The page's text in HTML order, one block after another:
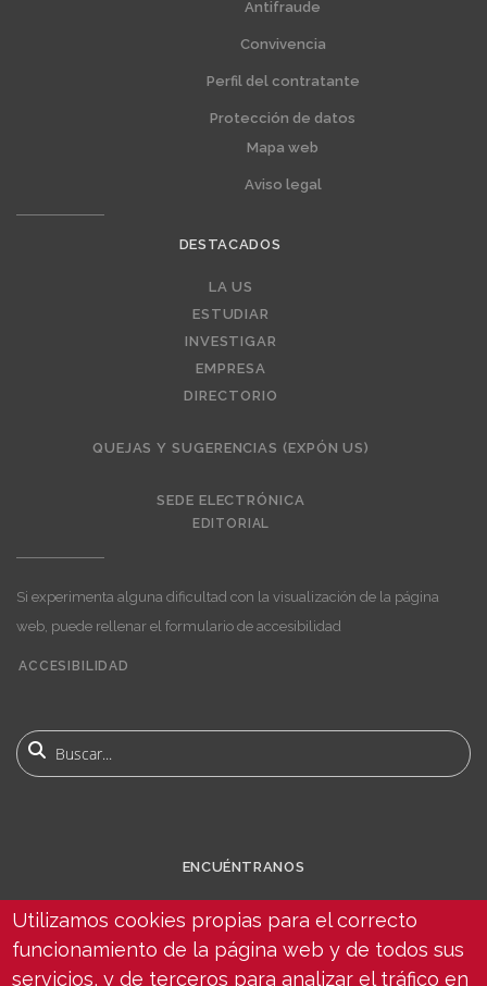
Antifraude
Convivencia
Perfil del contratante
Protección de datos
Mapa web
Aviso legal
DESTACADOS
LA US
ESTUDIAR
INVESTIGAR
EMPRESA
DIRECTORIO
QUEJAS Y SUGERENCIAS (EXPÓN US)
SEDE ELECTRÓNICA
EDITORIAL
Si experimenta alguna dificultad con la visualización de la página
web, puede rellenar el formulario de accesibilidad
account
menu
ACCESIBILIDAD
Buscar
ENCUÉNTRANOS
Utilizamos cookies propias para el correcto
funcionamiento de la página web y de todos sus
servicios, y de terceros para analizar el tráfico en